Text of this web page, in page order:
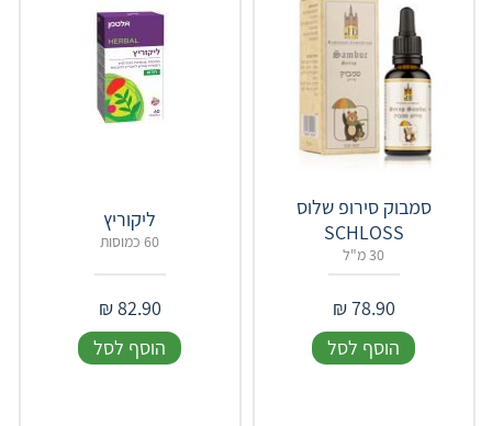
סמבוק סירופ שלוס
SCHLOSS
30 מ"ל
78.90
₪
הוסף לסל
ליקוריץ
60 כמוסות
82.90
₪
הוסף לסל